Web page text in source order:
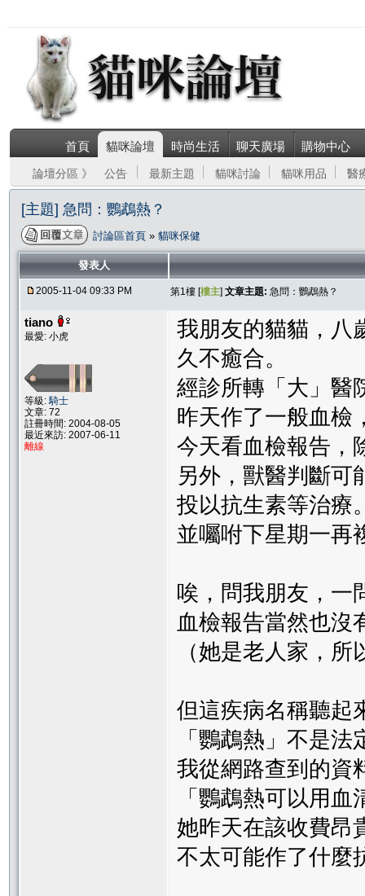
首頁 貓咪論壇 時尚生活 聊天廣場 購物中心
論壇分區 》 公告 最新主題 貓咪討論 貓咪用品 醫
[主題] 急問：鸚鵡熱？
討論區首頁 » 貓咪保健
發表人
2005-11-04 09:33 PM 第1樓 [樓主] 文章主題: 急問：鸚鵡熱？
tiano
最愛: 小虎
等級:騎士
文章: 72
註冊時間: 2004-08-05
最近來訪: 2007-06-11
離線
我朋友的貓貓，八
久不癒合。
經診所轉「大」醫
昨天作了一般血檢
今天看血檢報告，
另外，獸醫判斷可
投以抗生素等治療
並囑咐下星期一再
唉，問我朋友，一
血檢報告當然也沒
（她是老人家，
但這疾病名稱聽起
「鸚鵡熱」不是
我從網路查到的資
「鸚鵡熱可以用
她昨天在該收費昂
不太可能作了什麼